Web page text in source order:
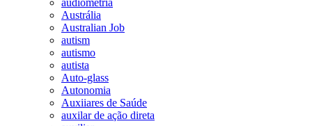
Austrália
Australian Job
autism
autismo
autista
Auto-glass
Autonomia
Auxiiares de Saúde
auxilar de ação direta